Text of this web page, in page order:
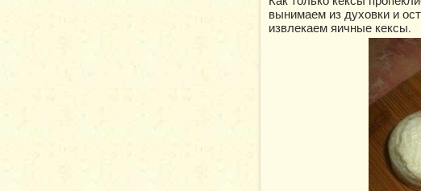
вынимаем из духовки и
извлекаем яичные кексы.